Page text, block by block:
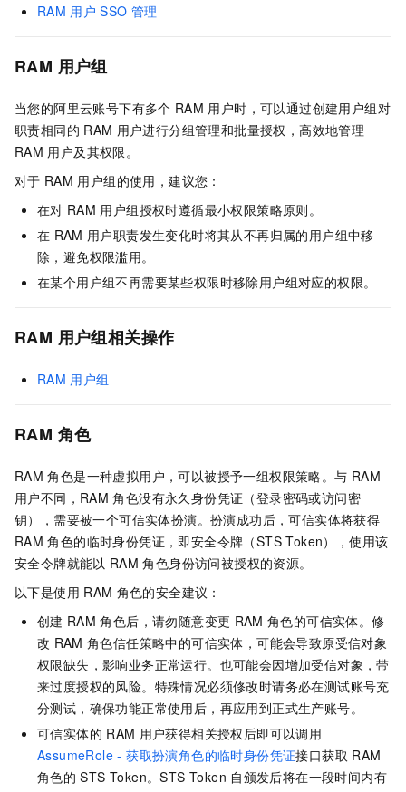
RAM 用户 SSO 管理
RAM 用户组
当您的阿里云账号下有多个 RAM 用户时，可以通过创建用户组对
职责相同的 RAM 用户进行分组管理和批量授权，高效地管理
RAM 用户及其权限。
对于 RAM 用户组的使用，建议您：
在对 RAM 用户组授权时遵循最小权限策略原则。
在 RAM 用户职责发生变化时将其从不再归属的用户组中移
除，避免权限滥用。
在某个用户组不再需要某些权限时移除用户组对应的权限。
RAM 用户组相关操作
RAM 用户组
RAM 角色
RAM 角色是一种虚拟用户，可以被授予一组权限策略。与 RAM
用户不同，RAM 角色没有永久身份凭证（登录密码或访问密
钥），需要被一个可信实体扮演。扮演成功后，可信实体将获得
RAM 角色的临时身份凭证，即安全令牌（STS Token），使用该
安全令牌就能以 RAM 角色身份访问被授权的资源。
以下是使用 RAM 角色的安全建议：
创建 RAM 角色后，请勿随意变更 RAM 角色的可信实体。修
改 RAM 角色信任策略中的可信实体，可能会导致原受信对象
权限缺失，影响业务正常运行。也可能会因增加受信对象，带
来过度授权的风险。特殊情况必须修改时请务必在测试账号充
分测试，确保功能正常使用后，再应用到正式生产账号。
可信实体的 RAM 用户获得相关授权后即可以调用
AssumeRole - 获取扮演角色的临时身份凭证接口获取 RAM
角色的 STS Token。STS Token 自颁发后将在一段时间内有